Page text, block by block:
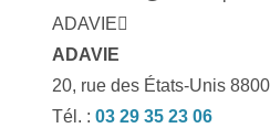
ADAVIE
ADAVIE
20, rue des États-Unis
Tél. : 03 29 35 23 06